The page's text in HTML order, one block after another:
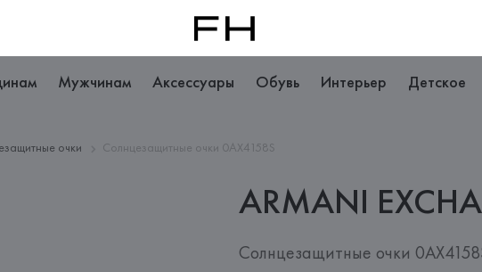
Мужчинам Аксессуары Обувь Интерьер Детское
очки Солнцезащитные очки 0AX4158S
ARMANI
Солнцезащитные очки